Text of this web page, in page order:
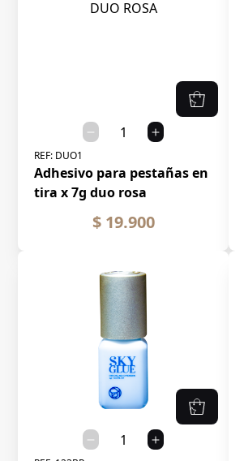
REF: DUO1
Adhesivo para pestañas en
tira x 7g duo rosa
$ 19.900